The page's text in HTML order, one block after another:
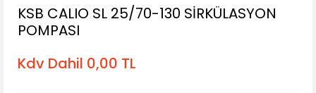
KSB CALIO SL 25/70-130 SİRKÜLASYON
POMPASI
Kdv Dahil 0,00 TL